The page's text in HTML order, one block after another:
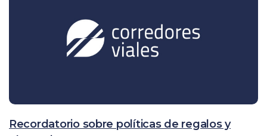
Recordatorio sobre políticas de regalos y